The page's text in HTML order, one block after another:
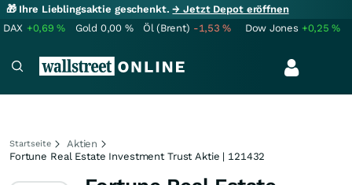
🎁 Ihre Lieblingsaktie geschenkt.→ Jetzt Depot eröffnen
DAX +0,69% Gold 0,00 % Öl (Brent) -1,53% Dow Jones +0,25%
Startseite
Aktien
Fortune Real Estate Investment Trust Aktie | 121432